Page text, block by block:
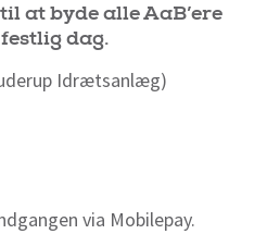
at byde alle AaB’ere
dag.
Idrætsanlæg)
via Mobilepay.